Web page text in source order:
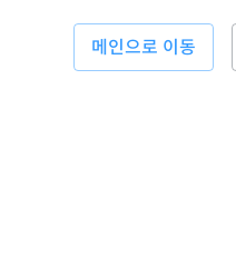
메인으로 이동